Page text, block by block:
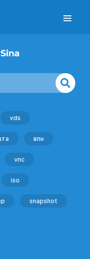
vds
впн
vnc
iso
snapshot